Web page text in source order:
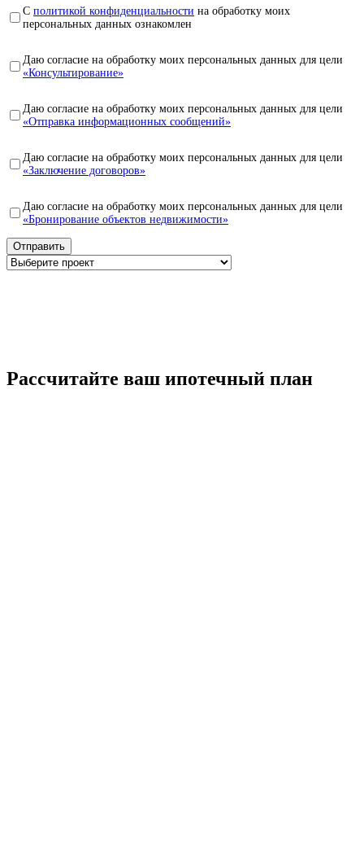
С политикой конфиденциальности на обработку моих
персональных данных ознакомлен
Даю согласие на обработку моих персональных данных для цели
«Консультирование»
Даю согласие на обработку моих персональных данных для цели
«Отправка информационных сообщений»
Даю согласие на обработку моих персональных данных для цели
«Заключение договоров»
Даю согласие на обработку моих персональных данных для цели
«Бронирование объектов недвижимости»
Рассчитайте ваш ипотечный план